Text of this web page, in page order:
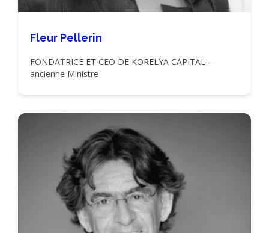
Fleur Pellerin
FONDATRICE ET CEO DE KORELYA CAPITAL —
ancienne Ministre